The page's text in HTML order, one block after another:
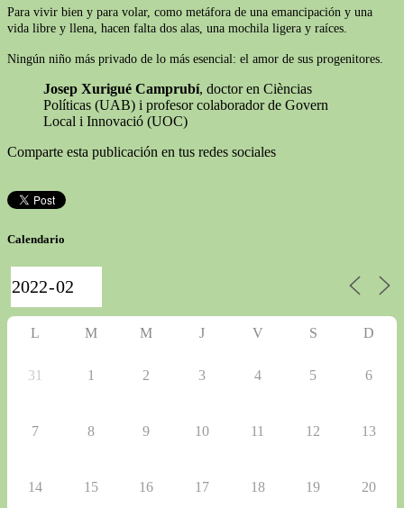
Para vivir bien y para volar, como metáfora de una emancipación y una
vida libre y llena, hacen falta dos alas, una mochila ligera y raíces.
Ningún niño más privado de lo más esencial: el amor de sus progenitores.
Josep Xurigué Camprubí, doctor en Cièncias
Políticas (UAB) i profesor colaborador de Govern
Local i Innovació (UOC)
Comparte esta publicación en tus redes sociales
Calendario
L M M J V S D
31 1 2 3 4 5 6
7 8 9 10 11 12 13
14 15 16 17 18 19 20